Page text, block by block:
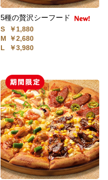
5種の贅沢シーフード
S
￥1,880
M
￥2,680
L
￥3,980